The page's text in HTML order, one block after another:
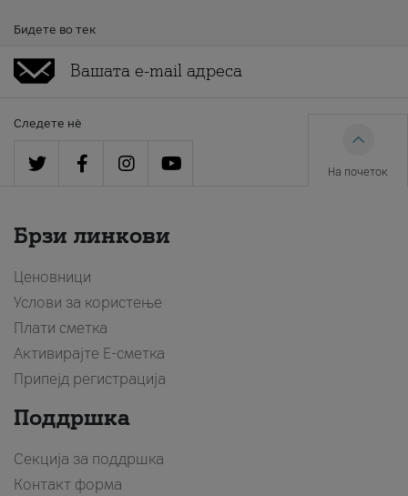
Бидете во тек
Следете нè
На почеток
Брзи линкови
Ценовници
Услови за користење
Плати сметка
Активирајте Е-сметка
Припејд регистрација
Поддршка
Секција за поддршка
Контакт форма